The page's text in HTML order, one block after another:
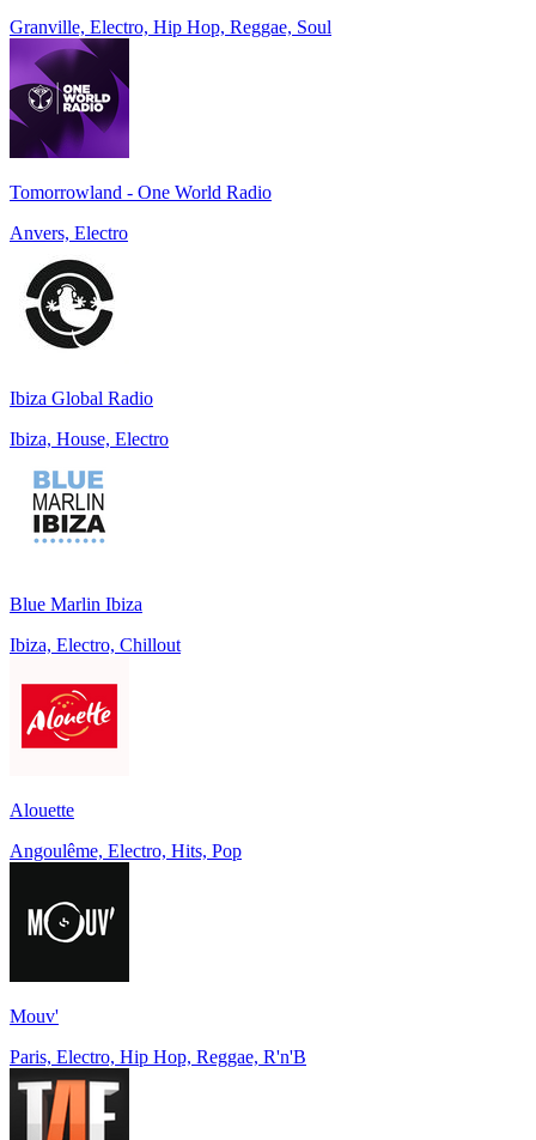
Granville, Electro, Hip Hop, Reggae, Soul
Tomorrowland - One World Radio
Anvers, Electro
Ibiza Global Radio
Ibiza, House, Electro
Blue Marlin Ibiza
Ibiza, Electro, Chillout
Alouette
Angoulême, Electro, Hits, Pop
Mouv'
Paris, Electro, Hip Hop, Reggae, R'n'B